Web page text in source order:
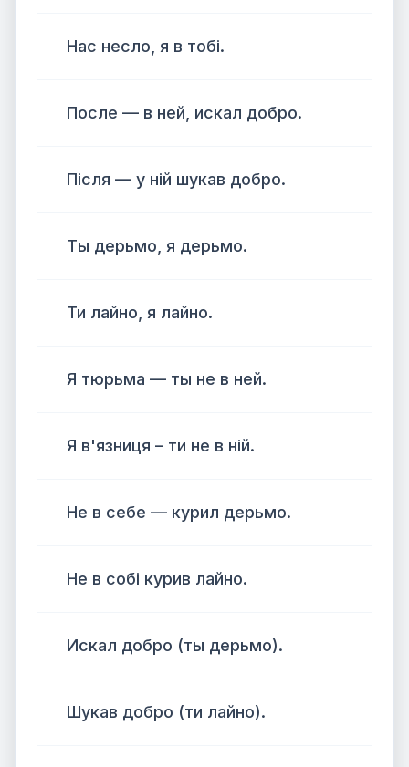
Нас несло, я в тобі.
После — в ней, искал добро.
Після — у ній шукав добро.
Ты дерьмо, я дерьмо.
Ти лайно, я лайно.
Я тюрьма — ты не в ней.
Я в'язниця – ти не в ній.
Не в себе — курил дерьмо.
Не в собі курив лайно.
Искал добро (ты дерьмо).
Шукав добро (ти лайно).